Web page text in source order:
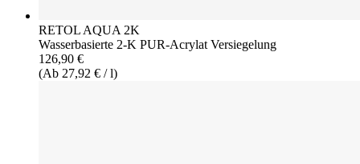
RETOL AQUA 2K
Wasserbasierte 2-K PUR-Acrylat Versiegelung
126,90 €
(Ab 27,92 € / l)